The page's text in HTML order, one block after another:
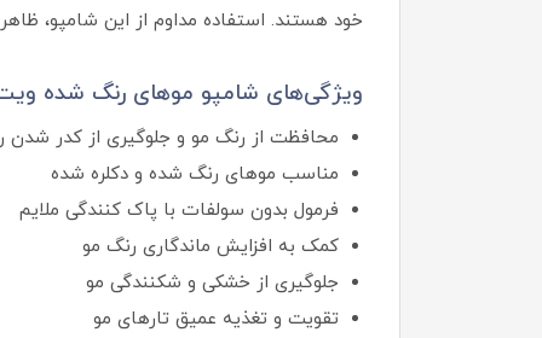
خود هستند. استفاده مداوم از این شامپو،
ویژگی‌های شامپو موهای رنگ شده
محافظت از رنگ مو و جلوگیری از کدر شدن
مناسب موهای رنگ شده و دکلره شده
فرمول بدون سولفات با پاک کنندگی ملایم
کمک به افزایش ماندگاری رنگ مو
جلوگیری از خشکی و شکنندگی مو
تقویت و تغذیه عمیق تارهای مو